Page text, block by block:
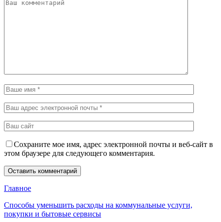
Сохраните мое имя, адрес электронной почты и веб-сайт в
этом браузере для следующего комментария.
Главное
Способы уменьшить расходы на коммунальные услуги,
покупки и бытовые сервисы